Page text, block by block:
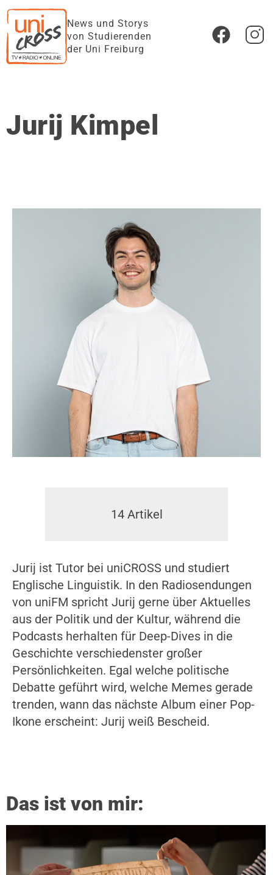
News und Storys
von Studierenden
der Uni Freiburg
Jurij Kimpel
14Artikel
Jurij ist Tutor bei uniCROSS und studiert
Englische Linguistik. In den Radiosendungen
von uniFM spricht Jurij gerne über Aktuelles
aus der Politik und der Kultur, während die
Podcasts herhalten für Deep-Dives in die
Geschichte verschiedenster großer
Persönlichkeiten. Egal welche politische
Debatte geführt wird, welche Memes gerade
trenden, wann das nächste Album einer Pop-
Ikone erscheint: Jurij weiß Bescheid.
Das ist von mir: